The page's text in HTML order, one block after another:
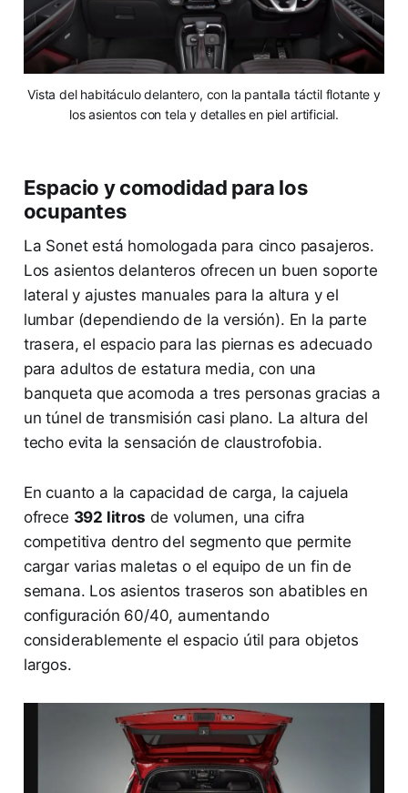
Vista del habitáculo delantero, con la pantalla táctil flotante y
los asientos con tela y detalles en piel artificial.
Espacio y comodidad para los
ocupantes
La Sonet está homologada para cinco pasajeros.
Los asientos delanteros ofrecen un buen soporte
lateral y ajustes manuales para la altura y el
lumbar (dependiendo de la versión). En la parte
trasera, el espacio para las piernas es adecuado
para adultos de estatura media, con una
banqueta que acomoda a tres personas gracias a
un túnel de transmisión casi plano. La altura del
techo evita la sensación de claustrofobia.
En cuanto a la capacidad de carga, la cajuela
ofrece 392 litros de volumen, una cifra
competitiva dentro del segmento que permite
cargar varias maletas o el equipo de un fin de
semana. Los asientos traseros son abatibles en
configuración 60/40, aumentando
considerablemente el espacio útil para objetos
largos.